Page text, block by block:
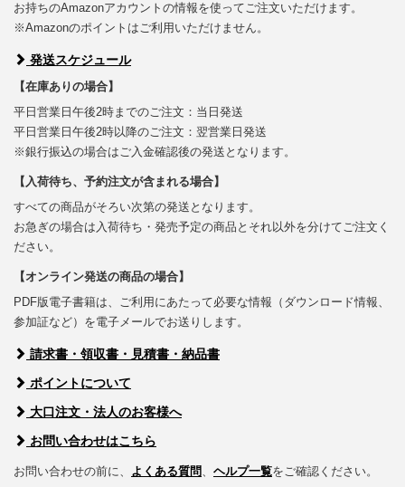
お持ちのAmazonアカウントの情報を使ってご注文いただけます。
※Amazonのポイントはご利用いただけません。
発送スケジュール
【在庫ありの場合】
平日営業日午後2時までのご注文：当日発送
平日営業日午後2時以降のご注文：翌営業日発送
※銀行振込の場合はご入金確認後の発送となります。
【入荷待ち、予約注文が含まれる場合】
すべての商品がそろい次第の発送となります。
お急ぎの場合は入荷待ち・発売予定の商品とそれ以外を分けてご注文く
ださい。
【オンライン発送の商品の場合】
PDF版電子書籍は、ご利用にあたって必要な情報（ダウンロード情報、
参加証など）を電子メールでお送りします。
請求書・領収書・見積書・納品書
ポイントについて
大口注文・法人のお客様へ
お問い合わせはこちら
お問い合わせの前に、 よくある質問、 ヘルプ一覧をご確認ください。